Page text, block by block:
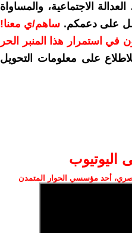
الاجتماعية، والمساواة
على دعمكم. ساهم/ي معنا!
في استمرار هذا المنبر الحر
على معلومات التحويل
اليوتيوب
أحد مؤسسي الحوار المتمدن